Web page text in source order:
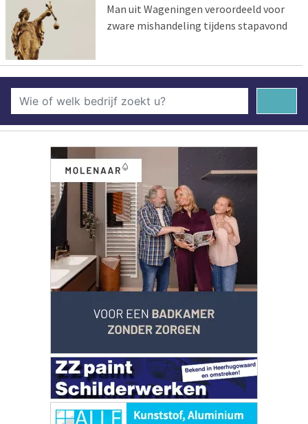
Man uit Wageningen veroordeeld voor
zware mishandeling tijdens stapavond